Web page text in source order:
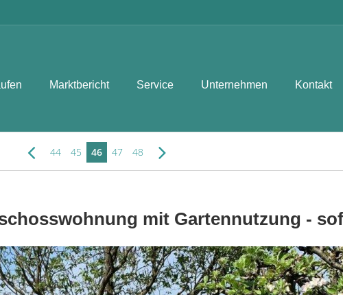
Marktbericht Service Unternehmen Kontakt
44 45 46 47 48
mit Gartennutzung -